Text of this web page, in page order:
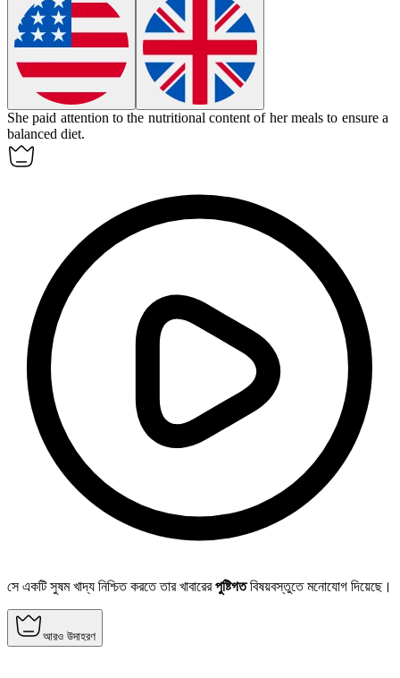
She paid attention to the nutritional content of her meals to ensure a
balanced diet.
সে একটি সুষম খাদ্য নিশ্চিত করতে তার খাবারেরপুষ্টিগতবিষয়বস্তুতে মনোযোগ দিয়েছে।
আরও উদাহরণ